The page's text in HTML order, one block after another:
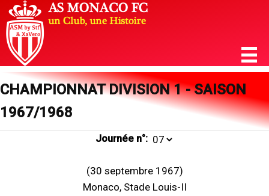
CHAMPIONNAT DIVISION 1 - SAISON
1967/1968
Journée n°:
(30 septembre 1967)
Monaco, Stade Louis-II